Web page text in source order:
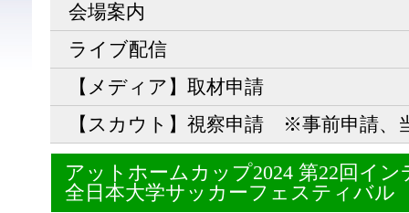
会場案内
ライブ配信
【メディア】取材申請
【スカウト】視察申請 ※事前申請、
アットホームカップ2024 第22回イ
全日本大学サッカーフェスティバル